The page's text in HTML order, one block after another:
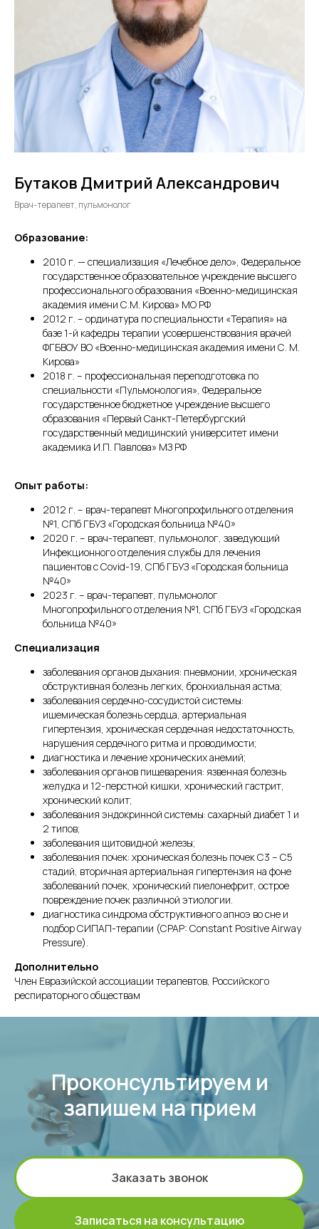
Бутаков Дмитрий Александрович
Врач-терапевт, пульмонолог
Образование:
2010 г. — специализация «Лечебное дело», Федеральное
государственное образовательное учреждение высшего
профессионального образования «Военно-медицинская
академия имени С.М. Кирова» МО РФ
2012 г. – ординатура по специальности «Терапия» на
базе 1-й кафедры терапии усовершенствования врачей
ФГБВОУ ВО «Военно-медицинская академия имени С. М.
Кирова»
2018 г. – профессиональная переподготовка по
специальности «Пульмонология», Федеральное
государственное бюджетное учреждение высшего
образования «Первый Санкт-Петербургский
государственный медицинский университет имени
академика И.П. Павлова» МЗ РФ
Опыт работы:
2012 г. – врач-терапевт Многопрофильного отделения
№1, СПб ГБУЗ «Городская больница №40»
2020 г. – врач-терапевт, пульмонолог, заведующий
Инфекционного отделения службы для лечения
пациентов с Covid-19, СПб ГБУЗ «Городская больница
№40»
2023 г. – врач-терапевт, пульмонолог
Многопрофильного отделения №1, СПб ГБУЗ «Городская
больница №40»
Специализация
заболевания органов дыхания: пневмонии, хроническая
обструктивная болезнь легких, бронхиальная астма;
заболевания сердечно-сосудистой системы:
ишемическая болезнь сердца, артериальная
гипертензия, хроническая сердечная недостаточность,
нарушения сердечного ритма и проводимости;
диагностика и лечение хронических анемий;
заболевания органов пищеварения: язвенная болезнь
желудка и 12-перстной кишки, хронический гастрит,
хронический колит;
заболевания эндокринной системы: сахарный диабет 1 и
2 типов;
заболевания щитовидной железы;
заболевания почек: хроническая болезнь почек С3 – С5
стадий, вторичная артериальная гипертензия на фоне
заболеваний почек, хронический пиелонефрит, острое
повреждение почек различной этиологии.
диагностика синдрома обструктивного апноэ во сне и
подбор СИПАП-терапии (CPAP: Constant Positive Airway
Pressure).
Дополнительно
Член Евразийской ассоциации терапевтов, Российского
респираторного обществам
Проконсультируем и
запишем на прием
Заказать звонок
Записаться на консультацию